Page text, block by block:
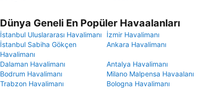
Dünya Geneli En Popüler Havaalanları
İstanbul Uluslararası Havalimanı
İzmir Havalimanı
İstanbul Sabiha Gökçen
Havalimanı
Ankara Havalimanı
Dalaman Havalimanı
Antalya Havalimanı
Bodrum Havalimanı
Milano Malpensa Havaalanı
Trabzon Havalimanı
Bologna Havalimanı